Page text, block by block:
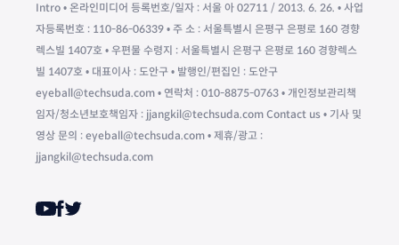
Intro • 온라인미디어 등록번호/일자 : 서울 아 02711 / 2013. 6. 26. • 사업
자등록번호 : 110-86-06339 • 주 소 : 서울특별시 은평구 은평로 160 경향
렉스빌 1407호 • 우편물 수령지 : 서울특별시 은평구 은평로 160 경향렉스
빌 1407호 • 대표이사 : 도안구 • 발행인/편집인 : 도안구
eyeball@techsuda.com • 연락처 : 010-8875-0763 • 개인정보관리책
임자/청소년보호책임자 : jjangkil@techsuda.com Contact us • 기사 및
영상 문의 : eyeball@techsuda.com • 제휴/광고 :
jjangkil@techsuda.com